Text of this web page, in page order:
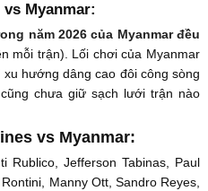
Myanmar:
năm 2026 của Myanmar đều
mỗi trận). Lối chơi của Myanmar
hướng dâng cao đôi công sòng
chưa giữ sạch lưới trận nào
vs Myanmar:
Rublico, Jefferson Tabinas, Paul
Manny Ott, Sandro Reyes,